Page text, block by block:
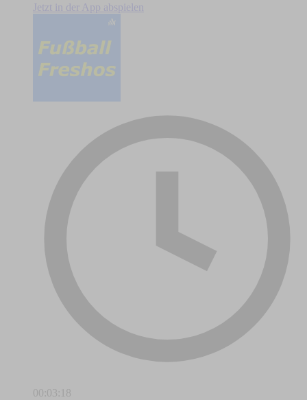
Jetzt in der App abspielen
00:03:18